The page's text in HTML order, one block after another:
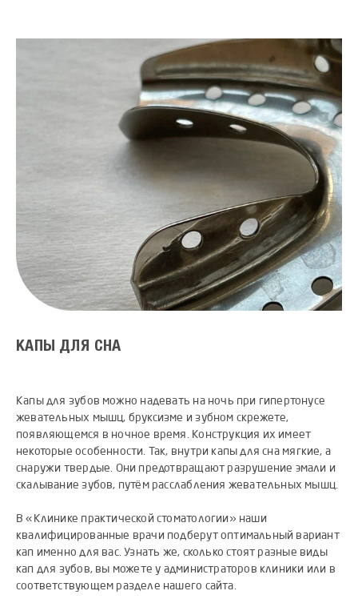
КАПЫ ДЛЯ СНА
Капы для зубов можно надевать на ночь при гипертонусе
жевательных мышц, бруксизме и зубном скрежете,
появляющемся в ночное время. Конструкция их имеет
некоторые особенности. Так, внутри капы для сна мягкие, а
снаружи твердые. Они предотвращают разрушение эмали и
скалывание зубов, путём расслабления жевательных мышц.
В «Клинике практической стоматологии» наши
квалифицированные врачи подберут оптимальный вариант
кап именно для вас. Узнать же, сколько стоят разные виды
кап для зубов, вы можете у администраторов клиники или в
соответствующем разделе нашего сайта.